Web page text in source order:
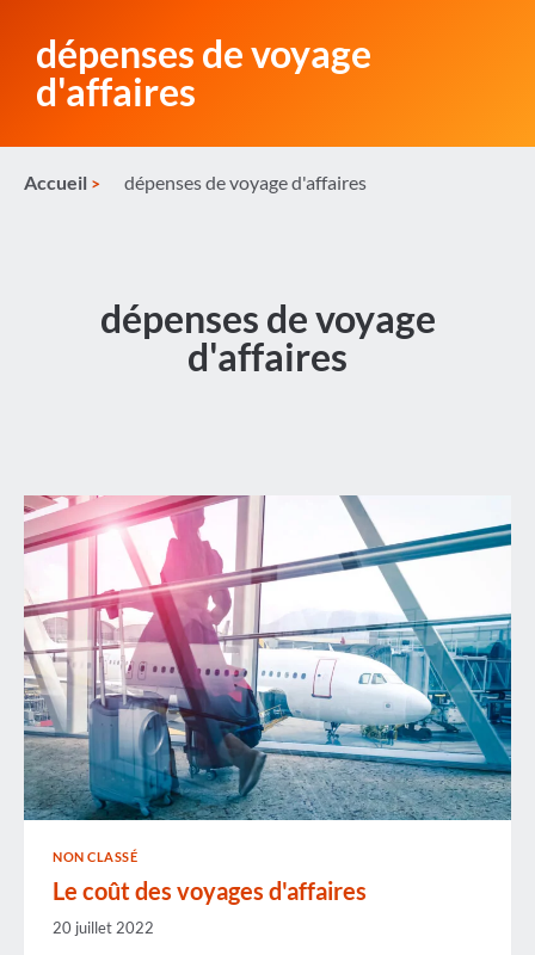
dépenses de voyage
d'affaires
Accueil dépenses de voyage d'affaires
dépenses de voyage
d'affaires
NON CLASSÉ
Le coût des voyages d'affaires
20 juillet 2022